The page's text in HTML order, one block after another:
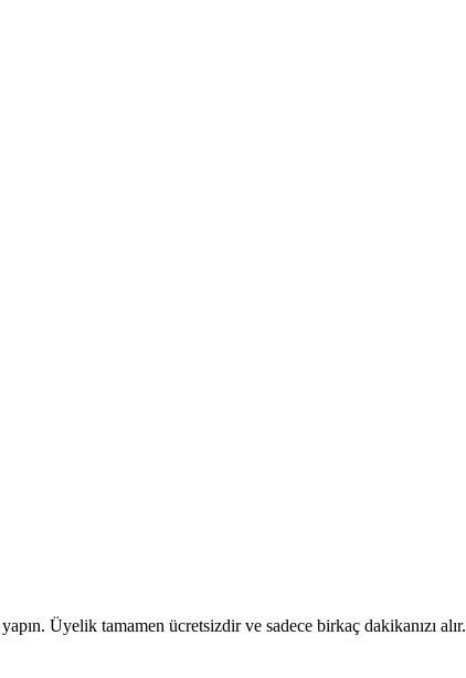
Üyelik tamamen ücretsizdir ve sadece birkaç dakikanızı alır.